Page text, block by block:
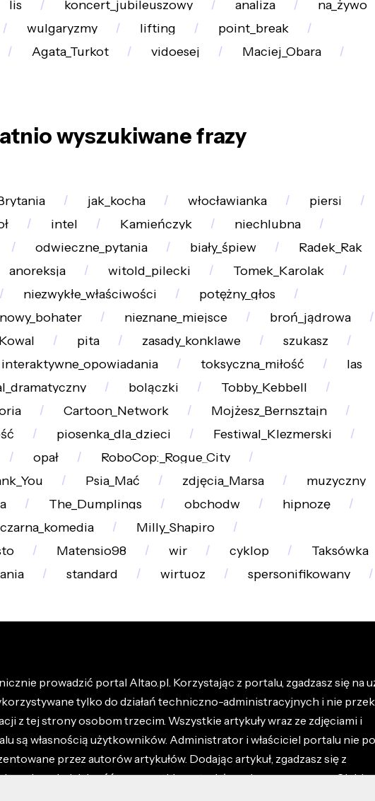
lis koncert_jubileuszowy analiza
na_żywo
wulgaryzmy lifting
point_break
Agata_Turkot vidoesej
Maciej_Obara
wyszukiwane frazy
jak_kocha włocławianka
piersi
intel Kamieńczyk
niechlubna
odwieczne_pytania biały_śpiew
Radek_Rak
anoreksja witold_pilecki
Tomek_Karolak
niezwykłe_właściwości
potężny_głos
nowy_bohater nieznane_miejsce
broń_jądrowa
pita zasady_konklawe
szukasz
interaktywne_opowiadania toksyczna_miłość
las
bolączki
Tobby_Kebbell
Cartoon_Network
Mojżesz_Bernsztajn
piosenka_dla_dzieci
Festiwal_Klezmerski
opał
RoboCop:_Rogue_City
Psia_Mać zdjęcia_Marsa
muzyczny
The_Dumplings obchodw
hipnozę
czarna_komedia
Milly_Shapiro
Matensio98 wir cyklop
Taksówka
standard wirtuoz
spersonifikowany
prowadzić portal Altao.pl. Korzystając z portalu, zgadzasz się na
tylko do działań techniczno-administracyjnych i nie
z tej strony osobom trzecim. Wszystkie artykuły wraz ze zdjęciami i
są własnością użytkowników. Administrator i właściciel portalu nie
przez autorów artykułów. Dodając artykuł, zgadzasz się z
odpowiedzialność za wszystkie materiały umieszczone przez Ciebie